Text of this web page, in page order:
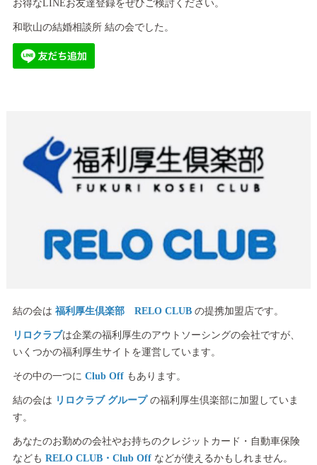
お得なLINEお友達登録をぜひご検討ください。
和歌山の結婚相談所 結の会でした。
結の会は 福利厚生倶楽部 RELO CLUBの提携加盟店です。
リロクラブは企業の福利厚生のアウトソーシングの会社ですが、
いくつかの福利厚生サイトを運営しています。
その中の一つに Club Offもあります。
結の会は リロクラブ グループ の福利厚生倶楽部に加盟していま
す。
あなたのお勤めの会社やお持ちのクレジットカード・自動車保険
なども RELO CLUB・Club Offなどが使えるかもしれません。